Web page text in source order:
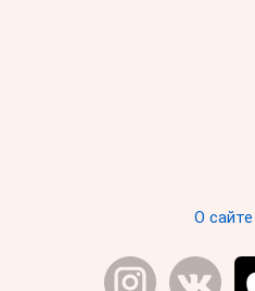
О сайте